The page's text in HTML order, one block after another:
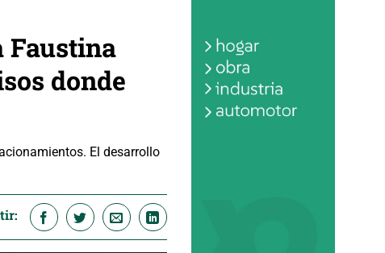
Faustina
donde
El desarrollo